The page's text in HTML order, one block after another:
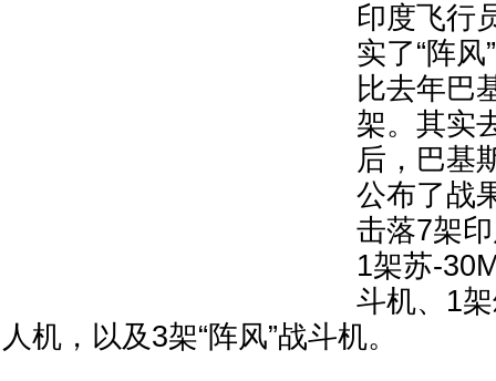
印度飞行
实了“阵
比去年巴
架。其实
后，巴基
公布了战
击落7架
1架苏-
斗机、1
人机，以及3架“阵风”战斗机。